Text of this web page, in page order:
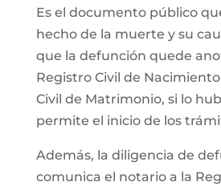
Es el documento público
hecho de la muerte y su
que la defunción quede
Registro Civil de
Civil de Matrimonio, si lo
permite el inicio de los
Además, la diligencia de
comunica el notario a la